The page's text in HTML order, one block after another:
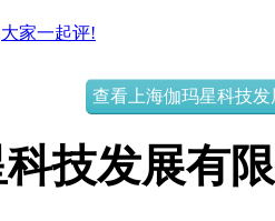
家一起评!
查看上海伽玛星科技发
技发展有